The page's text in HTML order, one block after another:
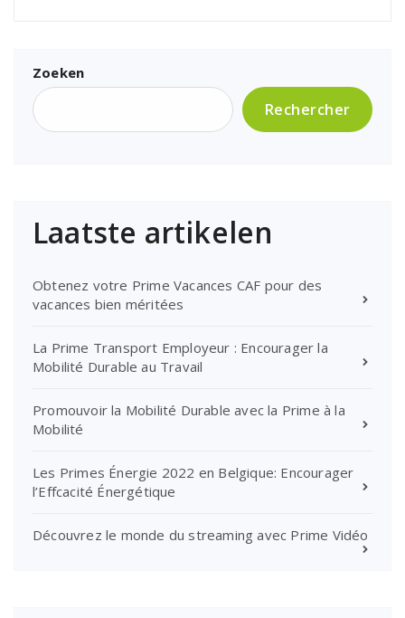
Zoeken
Rechercher
Laatste artikelen
Obtenez votre Prime Vacances CAF pour des
vacances bien méritées
La Prime Transport Employeur : Encourager la
Mobilité Durable au Travail
Promouvoir la Mobilité Durable avec la Prime à la
Mobilité
Les Primes Énergie 2022 en Belgique: Encourager
l’Effcacité Énergétique
Découvrez le monde du streaming avec Prime Vidéo